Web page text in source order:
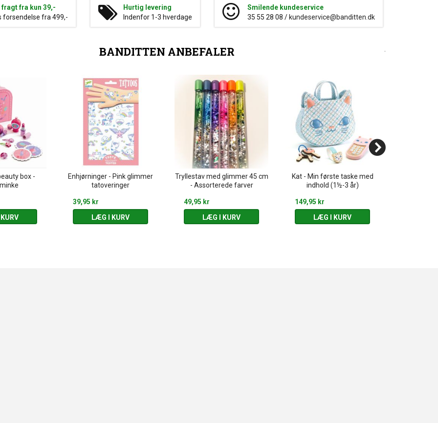
fragt fra kun 39,-
forsendelse fra 499,-
Hurtig levering
Indenfor 1-3 hverdage
Smilende kundeservice
35 55 28 08 / kundeservice@banditten.dk
BANDITTEN ANBEFALER
box -
Enhjørninger - Pink glimmer
tatoveringer
39,95 kr
LÆG I KURV
Tryllestav med glimmer 45 cm
- Assorterede farver
49,95 kr
LÆG I KURV
Kat - Min første taske med
indhold (1½-3 år)
149,95 kr
LÆG I KURV